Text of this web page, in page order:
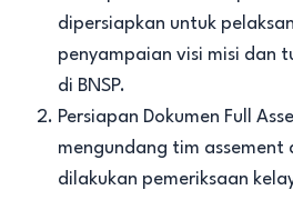
dipersiapkan untuk
penyampaian visi misi dan
di BNSP.
Persiapan Dokumen Full
mengundang tim assement
dilakukan pemeriksaan